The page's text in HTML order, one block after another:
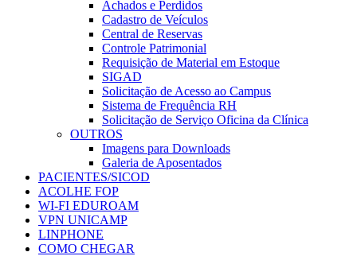
Achados e Perdidos
Cadastro de Veículos
Central de Reservas
Controle Patrimonial
Requisição de Material em Estoque
SIGAD
Solicitação de Acesso ao Campus
Sistema de Frequência RH
Solicitação de Serviço Oficina da Clínica
OUTROS
Imagens para Downloads
Galeria de Aposentados
PACIENTES/SICOD
ACOLHE FOP
WI-FI EDUROAM
VPN UNICAMP
LINPHONE
COMO CHEGAR